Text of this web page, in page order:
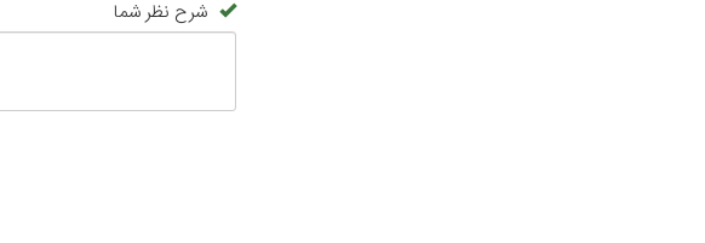
شرح نظر شما